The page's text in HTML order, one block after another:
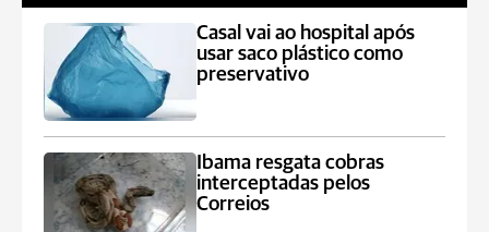
Casal vai ao hospital após
usar saco plástico como
preservativo
Ibama resgata cobras
interceptadas pelos
Correios